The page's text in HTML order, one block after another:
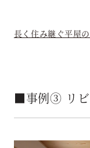
長く住み継ぐ平屋
■事例③ リビ